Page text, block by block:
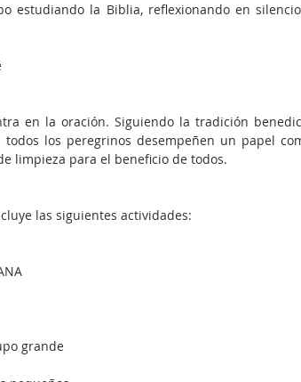
estudiando la Biblia, reflexionando en
en la oración. Siguiendo la tradición
todos los peregrinos desempeñen un papel
limpieza para el beneficio de todos.
las siguientes actividades:
grande